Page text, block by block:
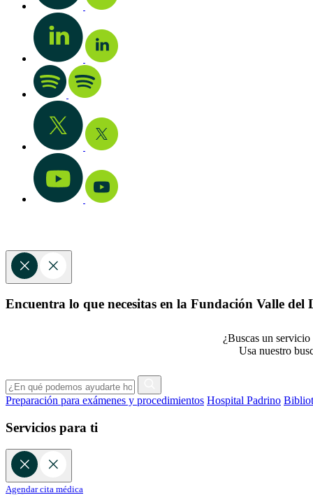
Encuentra lo que necesitas en la Fundación Valle del
¿Buscas un
Usa nuestro
Preparación para exámenes y procedimientos Hospital Padrino
Servicios para ti
Agendar cita médica